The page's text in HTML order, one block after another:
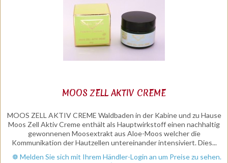
MOOS ZELL AKTIV CREME
MOOS ZELL AKTIV CREME Waldbaden in der Kabine und zu Hause
Moos Zell Aktiv Creme enthält als Hauptwirkstoff einen nachhaltig
gewonnenen Moosextrakt aus Aloe-Moos welcher die
Kommunikation der Hautzellen untereinander intensiviert. Dies...
❁ Melden Sie sich mit Ihrem Händler-Login an um Preise zu sehen.